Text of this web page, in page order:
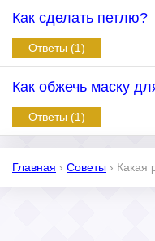
Как сделать петлю?
Ответы (1)
Как обжечь маску
Ответы (1)
Главная › Советы › Какая